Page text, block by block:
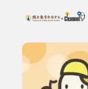
上方功能區塊
搜尋關鍵字：可輸